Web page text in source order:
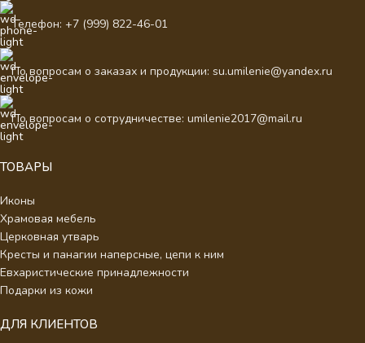
Телефон: +7 (999) 822-46-01
По вопросам о заказах и продукции: su.umilenie@yandex.ru
По вопросам о сотрудничестве: umilenie2017@mail.ru
ТОВАРЫ
Иконы
Храмовая мебель
Церковная утварь
Кресты и панагии наперсные, цепи к ним
Евхаристические принадлежности
Подарки из кожи
ДЛЯ КЛИЕНТОВ